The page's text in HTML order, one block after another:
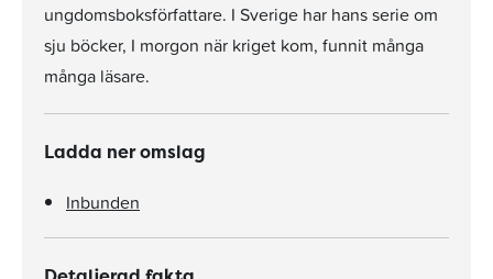
ungdomsboksförfattare. I Sverige har hans serie om
sju böcker, I morgon när kriget kom, funnit många
många läsare.
Ladda ner omslag
Inbunden